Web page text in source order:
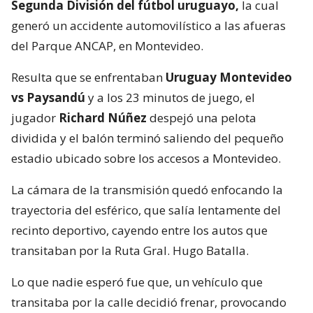
Segunda División del fútbol uruguayo, la cual
generó un accidente automovilístico a las afueras
del Parque ANCAP, en Montevideo.
Resulta que se enfrentaban Uruguay Montevideo
vs Paysandú y a los 23 minutos de juego, el
jugador Richard Núñez despejó una pelota
dividida y el balón terminó saliendo del pequeño
estadio ubicado sobre los accesos a Montevideo.
La cámara de la transmisión quedó enfocando la
trayectoria del esférico, que salía lentamente del
recinto deportivo, cayendo entre los autos que
transitaban por la Ruta Gral. Hugo Batalla.
Lo que nadie esperó fue que, un vehículo que
transitaba por la calle decidió frenar, provocando